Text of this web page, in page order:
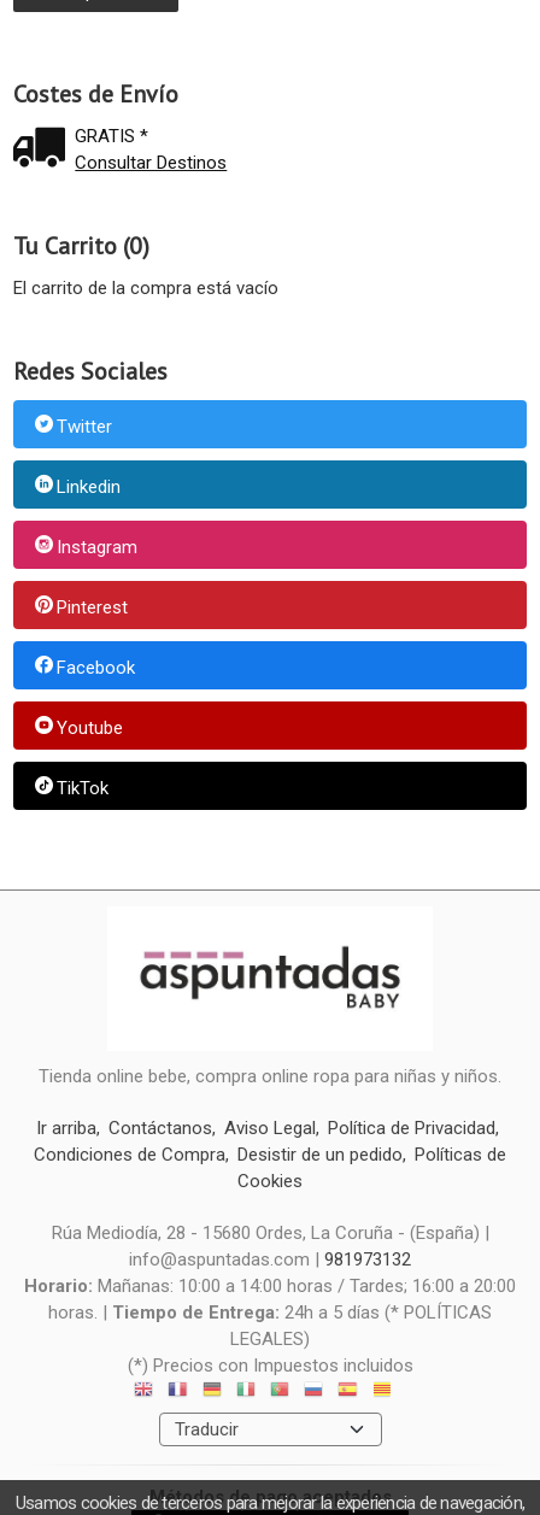
Costes de Envío
GRATIS *
Consultar Destinos
Tu Carrito (0)
El carrito de la compra está vacío
Redes Sociales
Twitter
Linkedin
Instagram
Pinterest
Facebook
Youtube
TikTok
Tienda online bebe, compra online ropa para niñas y niños.
Ir arriba Contáctanos Aviso Legal
Política de Privacidad
Condiciones de Compra Desistir de un pedido
Políticas de
Cookies
Rúa Mediodía, 28 - 15680 Ordes, La Coruña - (España) |
info@aspuntadas.com | 981973132
Horario: Mañanas: 10:00 a 14:00 horas / Tardes; 16:00 a 20:00
horas. | Tiempo de Entrega: 24h a 5 días (* POLÍTICAS
LEGALES)
(*) Precios con Impuestos incluidos
Métodos de pago aceptados
Usamos cookies de terceros para mejorar la experiencia de navegación,